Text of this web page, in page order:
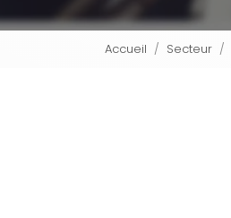
Accueil Secteur